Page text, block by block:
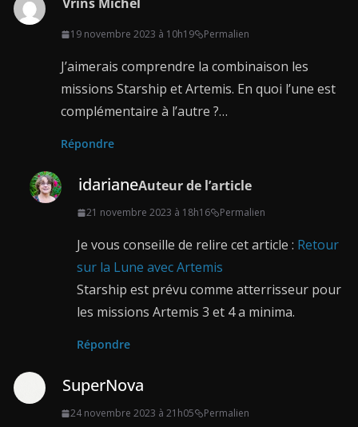
19 novembre 2023 à 10h19 Permalien
J’aimerais comprendre la combinaison les
missions Starship et Artemis. En quoi l’une est
complémentaire à l’autre ?…
Répondre
idarianeAuteur de l’article
21 novembre 2023 à 18h16 Permalien
Je vous conseille de relire cet article : Retour
sur la Lune avec Artemis
Starship est prévu comme atterrisseur pour
les missions Artemis 3 et 4 a minima.
Répondre
SuperNova
24 novembre 2023 à 21h05 Permalien